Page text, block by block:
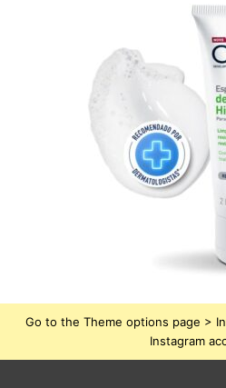
Go to the Theme options page >
Instagram